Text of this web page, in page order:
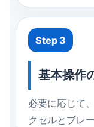
Step 3
基本操作
必要に応じて
クセルとブレ